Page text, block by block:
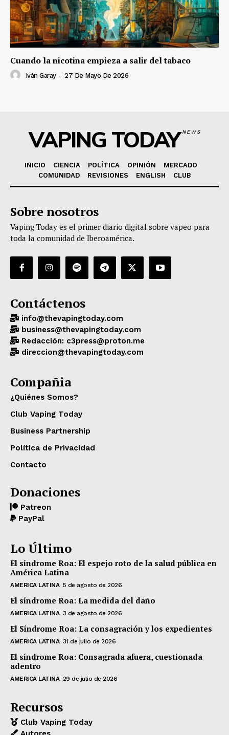
Cuando la nicotina empieza a salir del tabaco
Iván Garay - 27 De Mayo De 2026
VAPING TODAYNEWS
INICIO CIENCIA POLÍTICA OPINIÓN
MERCADO
COMUNIDAD
REVISIONES ENGLISH CLUB
Sobre nosotros
Vaping Today es el primer diario digital sobre vapeo para
toda la comunidad de Iberoamérica.
Contáctenos
info@thevapingtoday.com
business@thevapingtoday.com
Redacción: c3press@proton.me
direccion@thevapingtoday.com
Compañia
¿Quiénes Somos?
Club Vaping Today
Business Partnership
Política de Privacidad
Contacto
Donaciones
Patreon
PayPal
Lo Último
El síndrome Roa: El espejo roto de la salud pública en
América Latina
AMERICA LATINA 5 de agosto de 2026
El síndrome Roa: La medida del daño
AMERICA LATINA 3 de agosto de 2026
El Síndrome Roa: La consagración y los expedientes
AMERICA LATINA 31 de julio de 2026
El síndrome Roa: Consagrada afuera, cuestionada
adentro
AMERICA LATINA 29 de julio de 2026
Recursos
Club Vaping Today